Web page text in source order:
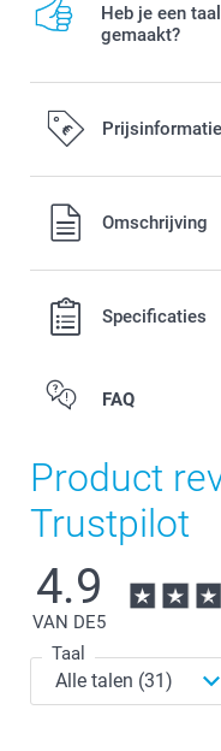
Heb je een
gemaakt?
Prijsinformatie
Alle prijzen zijn in
verzendkosten.Omschrijving
Specificaties
FAQ
Product
Trustpilot
4.9
VAN DE5
Taal